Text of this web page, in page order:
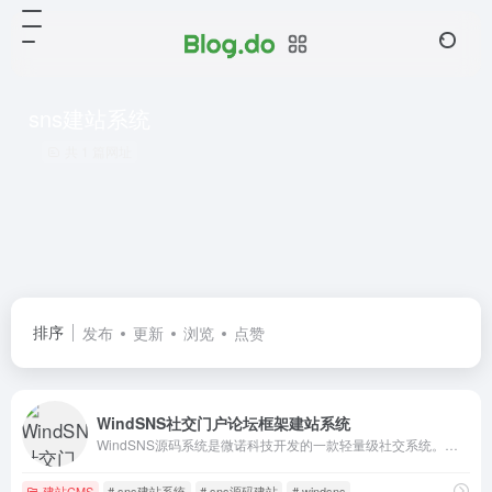
排序 发布 更新 浏览 点赞
WindSNS社交门户论坛框架建站系统